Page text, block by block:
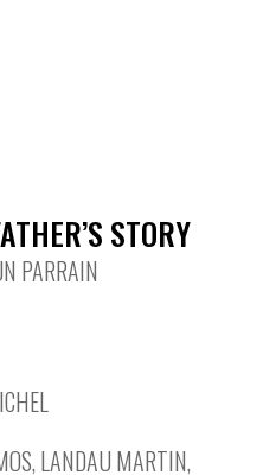
STORY
PARRAIN
LANDAU MARTIN,